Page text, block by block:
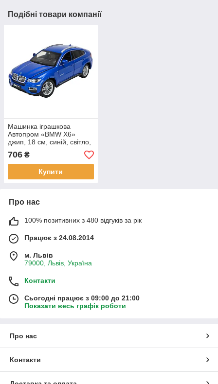
Подібні товари компанії
Машинка іграшкова
Автопром «BMW X6»
джип, 18 см, синій, світло,
звук, двері відчиняються
(68250A)
706 ₴
Купити
Про нас
100% позитивних з 480 відгуків за рік
Працює з 24.08.2014
м. Львів
79000, Львів, Україна
Контакти
Сьогодні працює з 09:00 до 21:00
Показати весь графік роботи
Про нас
Контакти